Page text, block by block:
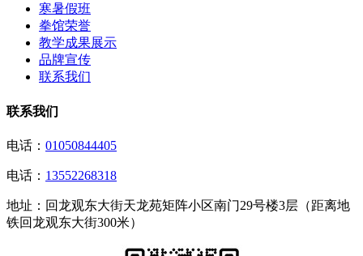
寒暑假班
拳馆荣誉
教学成果展示
品牌宣传
联系我们
联系我们
电话： 01050844405
电话： 13552268318
地址： 回龙观东大街天龙苑矩阵小区南门29号楼3层（距离地
铁回龙观东大街300米）